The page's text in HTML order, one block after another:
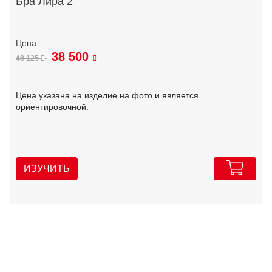
48 125 38 500
Цена указана на изделие на фото и является
ориентировочной.
ИЗУЧИТЬ